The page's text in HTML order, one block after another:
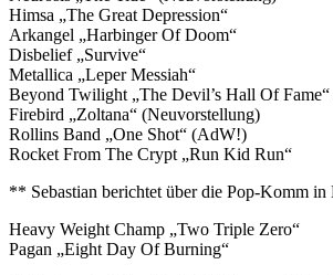
Himsa „The Great Depression“
Arkangel „Harbinger Of Doom“
Disbelief „Survive“
Metallica „Leper Messiah“
Beyond Twilight „The Devil’s Hall Of
Firebird „Zoltana“ (Neuvorstellung)
Rollins Band „One Shot“ (AdW!)
Rocket From The Crypt „Run Kid Run“
** Sebastian berichtet über die Pop-Komm
Heavy Weight Champ „Two Triple Zero“
Pagan „Eight Day Of Burning“